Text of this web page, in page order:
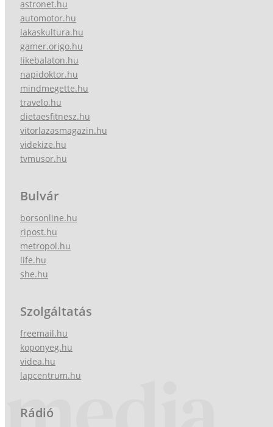
astronet.hu
automotor.hu
lakaskultura.hu
gamer.origo.hu
likebalaton.hu
napidoktor.hu
mindmegette.hu
travelo.hu
dietaesfitnesz.hu
vitorlazasmagazin.hu
videkize.hu
tvmusor.hu
Bulvár
borsonline.hu
ripost.hu
metropol.hu
life.hu
she.hu
Szolgáltatás
freemail.hu
koponyeg.hu
videa.hu
lapcentrum.hu
Rádió